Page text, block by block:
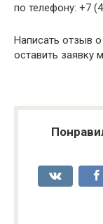
по телефону: +7
Написать отзыв
оставить заявку